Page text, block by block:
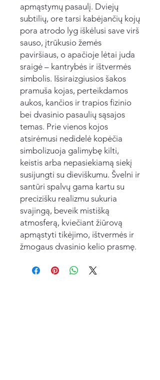
apmąstymų pasaulį. Dviejų
subtilių, ore tarsi kabėjančių kojų
pora atrodo lyg iškėlusi save virš
sauso, įtrūkusio žemės
paviršiaus, o apačioje lėtai juda
sraigė – kantrybės ir ištvermės
simbolis. Išsiraizgiusios šakos
pramuša kojas, perteikdamos
aukos, kančios ir trapios fizinio
bei dvasinio pasaulių sąsajos
temas. Prie vienos kojos
atsirėmusi nedidelė kopėčia
simbolizuoja galimybę kilti,
keistis arba nepasiekiamą siekį
susijungti su dieviškumu. Švelni ir
santūri spalvų gama kartu su
precizišku realizmu sukuria
svajingą, beveik mistišką
atmosferą, kviečiant žiūrovą
apmąstyti tikėjimo, ištvermės ir
žmogaus dvasinio kelio prasmę.